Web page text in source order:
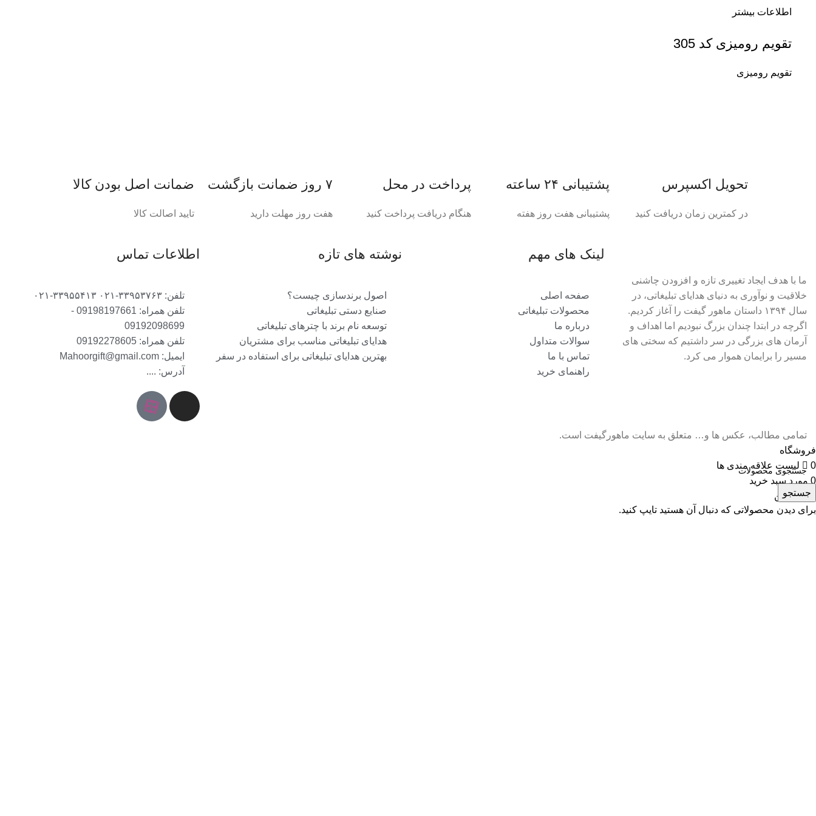
اطلاعات بیشتر
تقویم رومیزی کد 305
تقویم رومیزی
تحویل اکسپرس
در کمترین زمان دریافت کنید
پشتیبانی ۲۴ ساعته
پشتیبانی هفت روز هفته
پرداخت در محل
هنگام دریافت پرداخت کنید
۷ روز ضمانت بازگشت
هفت روز مهلت دارید
ضمانت اصل‌ بودن کالا
تایید اصالت کالا
ما با هدف ایجاد تغییری تازه و افزودن چاشنی
خلاقیت و نوآوری به دنیای هدایای تبلیغاتی، در
سال ۱۳۹۴ داستان ماهور گیفت را آغاز کردیم.
اگرچه در ابتدا چندان بزرگ نبودیم اما اهداف و
آرمان های بزرگی در سر داشتیم که سختی های
مسیر را برایمان هموار می کرد.
لینک های مهم
صفحه اصلی
محصولات تبلیغاتی
درباره ما
سوالات متداول
تماس با ما
راهنمای خرید
نوشته های تازه
اصول برندسازی چیست؟
صنایع دستی تبلیغاتی
توسعه نام برند با چترهای تبلیغاتی
هدایای تبلیغاتی مناسب برای مشتریان
بهترین هدایای تبلیغاتی برای استفاده در سفر
اطلاعات تماس
تلفن: ۳۳۹۵۳۷۶۳-۰۲۱ ۳۳۹۵۵۴۱۳-۰۲۱
تلفن همراه: 09198197661 -
09192098699
تلفن همراه: 09192278605
ایمیل: Mahoorgift@gmail.com
آدرس: ....
تمامی مطالب، عکس ها و… متعلق به سایت ماهورگیفت است.
جستجو
برای دیدن محصولاتی که دنبال آن هستید تایپ کنید.
فروشگاه
0
لیست علاقه مندی ها
0 مورد سبد خرید
حساب من